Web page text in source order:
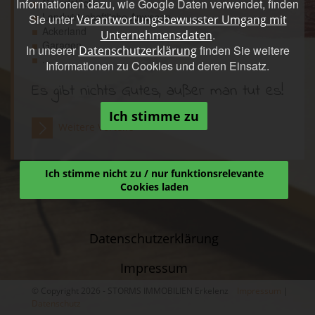
Grundstücke
Landwirtschaftliche Anwesen
Garagen
...
Weitere Vorteile
Informationen dazu, wie Google Daten verwendet, finden
Sie unterVerantwortungsbewusster Umgang mit
Unternehmensdaten.
In unserer Datenschutzerklärungfinden Sie weitere
Informationen zu Cookies und deren Einsatz.
Ich stimme zu
Ich stimme nicht zu / nur funktionsrelevante
Cookies laden
Datenschutzerklärung
Impressum